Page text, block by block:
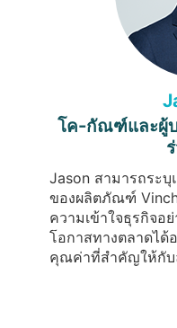
โค-กัณฑ์และผู้บ
Jason สามารถระ
ของผลิตภัณฑ์
ความเข้าใจธุรกิจอ
โอกาสทางตลาดได้
คุณค่าที่สำคัญให้กับ